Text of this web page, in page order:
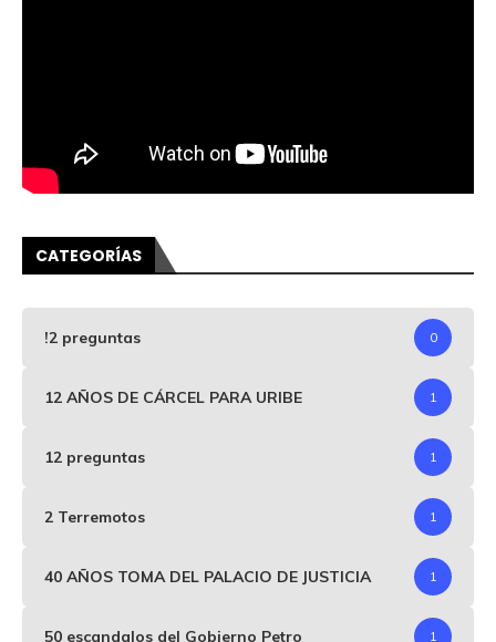
CATEGORÍAS
!2 preguntas 0
12 AÑOS DE CÁRCEL PARA URIBE 1
12 preguntas 1
2 Terremotos 1
40 AÑOS TOMA DEL PALACIO DE JUSTICIA 1
50 escandalos del Gobierno Petro 1